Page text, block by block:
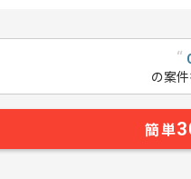
“
の案
簡単